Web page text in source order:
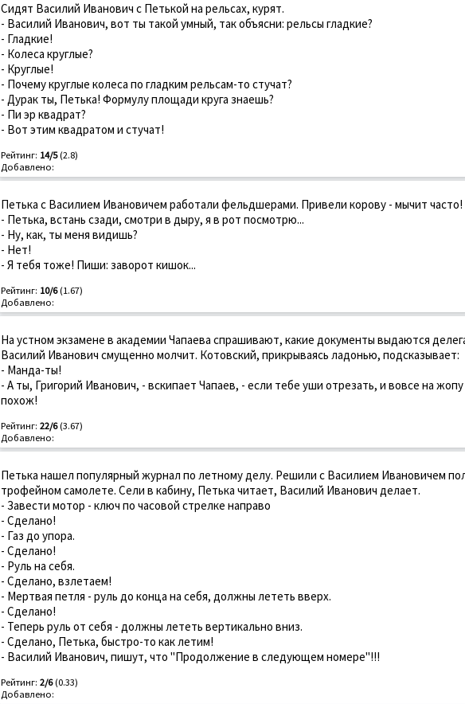
Сидят Василий Иванович с Петькой на рельсах, курят.
- Василий Иванович, вот ты такой умный, так объясни: рельсы гладкие?
- Гладкие!
- Колеса круглые?
- Круглые!
- Почему круглые колеса по гладким рельсам-то стучат?
- Дурак ты, Петька! Формулу площади круга знаешь?
- Пи эр квадрат?
- Вот этим квадратом и стучат!
Рейтинг: 14/5(2.8)
Добавлено:
Петька с Василием Ивановичем работали фельдшерами. Привели корову - мычит часто!
- Петька, встань сзади, смотри в дыру, я в рот посмотрю...
- Ну, как, ты меня видишь?
- Нет!
- Я тебя тоже! Пиши: заворот кишок...
Рейтинг: 10/6(1.67)
Добавлено:
На устном экзамене в академии Чапаева спрашивают, какие документы выдаются
Василий Иванович смущенно молчит. Котовский, прикрываясь ладонью, подсказывает:
- Манда-ты!
- А ты, Григорий Иванович, - вскипает Чапаев, - если тебе уши отрезать, и вовсе на
похож!
Рейтинг: 22/6(3.67)
Добавлено:
Петька нашел популярный журнал по летному делу. Решили с Василием Ивановичем
трофейном самолете. Сели в кабину, Петька читает, Василий Иванович делает.
- Завести мотор - ключ по часовой стрелке направо
- Сделано!
- Газ до упора.
- Сделано!
- Руль на себя.
- Сделано, взлетаем!
- Мертвая петля - руль до конца на себя, должны лететь вверх.
- Сделано!
- Теперь руль от себя - должны лететь вертикально вниз.
- Сделано, Петька, быстро-то как летим!
- Василий Иванович, пишут, что "Продолжение в следующем номере"!!!
Рейтинг: 2/6(0.33)
Добавлено: